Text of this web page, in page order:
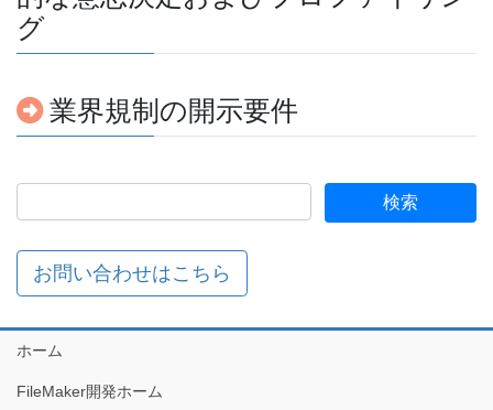
グ
業界規制の開示要件
お問い合わせはこちら
ホーム
FileMaker開発ホーム